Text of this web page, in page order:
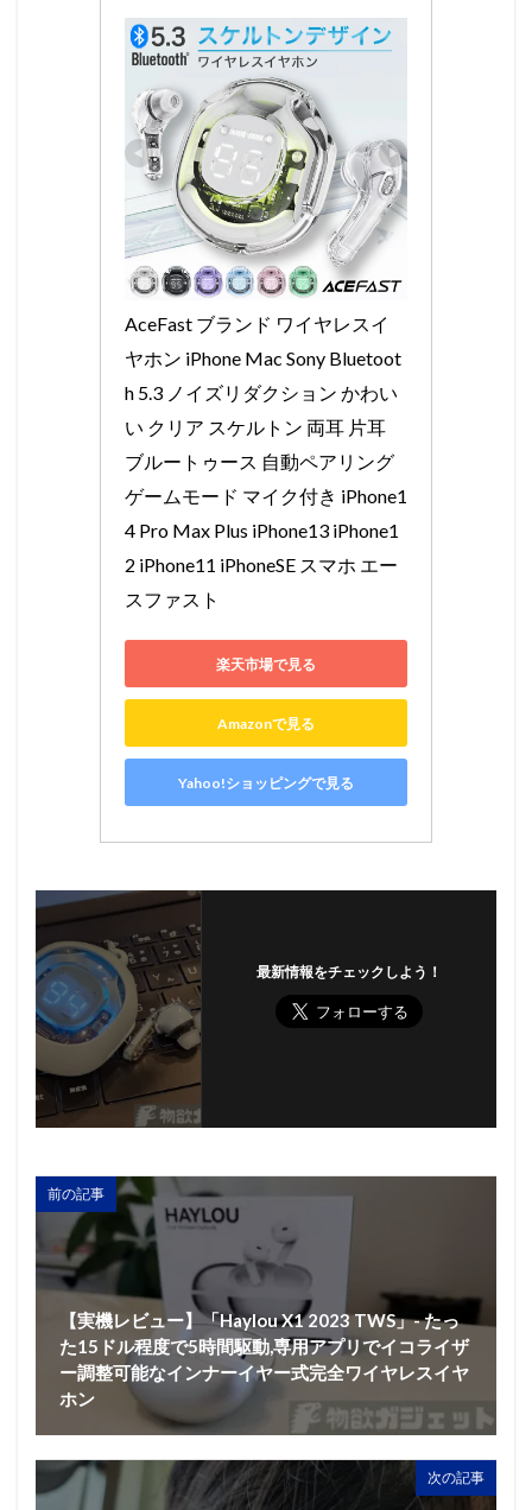
AceFast ブランド ワイヤレスイ
ヤホン iPhone Mac Sony Bluetoot
h 5.3 ノイズリダクション かわい
い クリア スケルトン 両耳 片耳
ブルートゥース 自動ペアリング
ゲームモード マイク付き iPhone1
4 Pro Max Plus iPhone13 iPhone1
2 iPhone11 iPhoneSE スマホ エー
スファスト
楽天市場で見る
Amazonで見る
Yahoo!ショッピングで見る
最新情報をチェックしよう！
前の記事
【実機レビュー】「Haylou X1 2023 TWS」- たっ
た15ドル程度で5時間駆動,専用アプリでイコライザ
ー調整可能なインナーイヤー式完全ワイヤレスイヤ
ホン
次の記事